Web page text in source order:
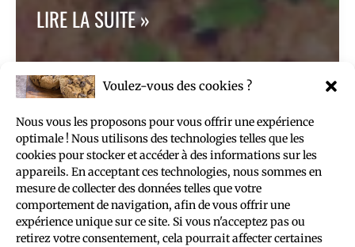
Voulez-vous des cookies ?
Nous vous les proposons pour vous offrir une expérience
optimale ! Nous utilisons des technologies telles que les
cookies pour stocker et accéder à des informations sur les
appareils. En acceptant ces technologies, nous sommes en
mesure de collecter des données telles que votre
comportement de navigation, afin de vous offrir une
expérience unique sur ce site. Si vous n'acceptez pas ou
retirez votre consentement, cela pourrait affecter certaines
ROUGAIL
LA
MORUE
LIRE LA SUITE »
POLITIQUE DE CONFIDENTIALITÉ
POLITIQUE DE COOKIES (UE)
MENTIONS LÉGALES
VOYAGE COMBINÉ